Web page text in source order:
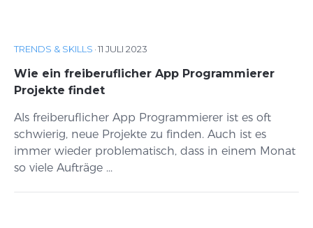
TRENDS & SKILLS ·11 JULI 2023
Wie ein freiberuflicher App Programmierer
Projekte findet
Als freiberuflicher App Programmierer ist es oft
schwierig, neue Projekte zu finden. Auch ist es
immer wieder problematisch, dass in einem Monat
so viele Aufträge ...